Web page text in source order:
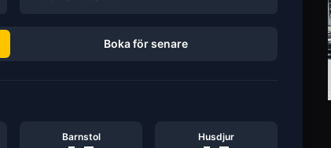
Boka för senare
Barnstol Husdjur